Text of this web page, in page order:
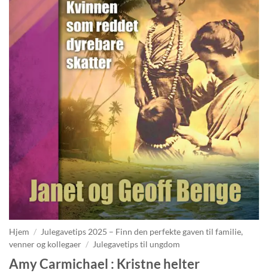
Hjem / Julegavetips 2025 – Finn den perfekte gaven til familie,
venner og kollegaer / Julegavetips til ungdom
Amy Carmichael : Kristne helter